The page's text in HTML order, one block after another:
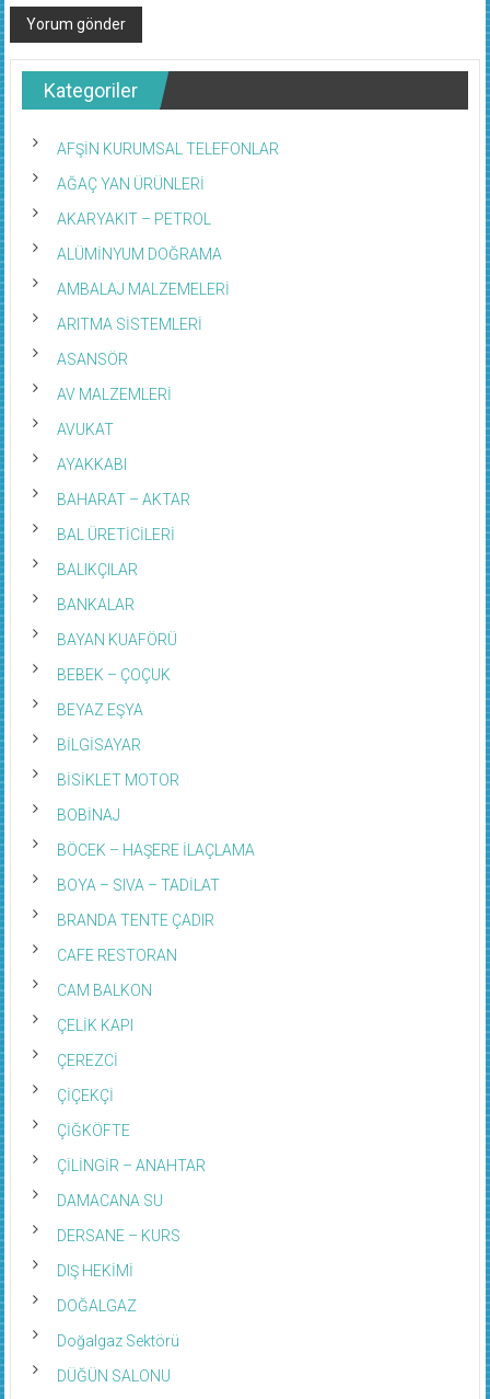
Kategoriler
AFŞİN KURUMSAL TELEFONLAR
AĞAÇ YAN ÜRÜNLERİ
AKARYAKIT – PETROL
ALÜMİNYUM DOĞRAMA
AMBALAJ MALZEMELERİ
ARITMA SİSTEMLERİ
ASANSÖR
AV MALZEMLERİ
AVUKAT
AYAKKABI
BAHARAT – AKTAR
BAL ÜRETİCİLERİ
BALIKÇILAR
BANKALAR
BAYAN KUAFÖRÜ
BEBEK – ÇOÇUK
BEYAZ EŞYA
BİLGİSAYAR
BİSİKLET MOTOR
BOBİNAJ
BÖCEK – HAŞERE İLAÇLAMA
BOYA – SIVA – TADİLAT
BRANDA TENTE ÇADIR
CAFE RESTORAN
CAM BALKON
ÇELİK KAPI
ÇEREZCİ
ÇİÇEKÇİ
ÇİĞKÖFTE
ÇİLİNGİR – ANAHTAR
DAMACANA SU
DERSANE – KURS
DIŞ HEKİMİ
DOĞALGAZ
Doğalgaz Sektörü
DÜĞÜN SALONU